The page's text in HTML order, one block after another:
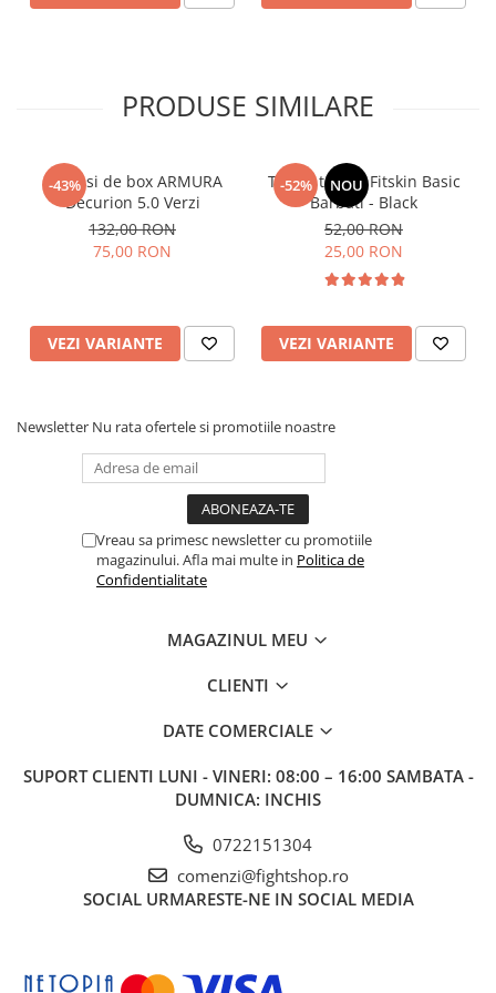
PRODUSE SIMILARE
-43%
Manusi de box ARMURA
Decurion 5.0 Verzi
132,00 RON
75,00 RON
VEZI VARIANTE
-52% NOU
Tricou tehnic Fitskin Basic
Barbati - Black
52,00 RON
25,00 RON
VEZI VARIANTE
Newsletter Nu rata ofertele si promotiile noastre
Vreau sa primesc newsletter cu promotiile
magazinului. Afla mai multe in Politica de
Confidentialitate
MAGAZINUL MEU
CLIENTI
DATE COMERCIALE
SUPORT CLIENTI LUNI - VINERI: 08:00 – 16:00 SAMBATA -
DUMNICA: INCHIS
0722151304
comenzi@fightshop.ro
SOCIAL URMARESTE-NE IN SOCIAL MEDIA